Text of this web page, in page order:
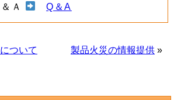
Ａ Q＆A
ついて 製品火災の情報提供 »